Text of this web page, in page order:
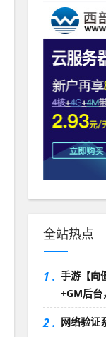
全站热点
1 . 手游【向
+GM后台
2 . 网络验证